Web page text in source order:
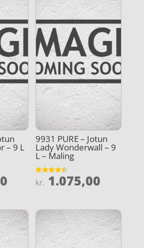
– 9 L
9931 PURE – Jotun
Lady Wonderwall – 9
L – Maling
Vurderet
4.5
kr. 1.075,00